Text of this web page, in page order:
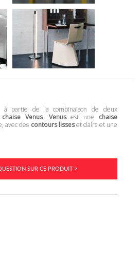
partie de la combinaison de deux
chaise Venus. Venusest une chaise
avec des contours lisseset clairs et une
SUR CE PRODUIT >